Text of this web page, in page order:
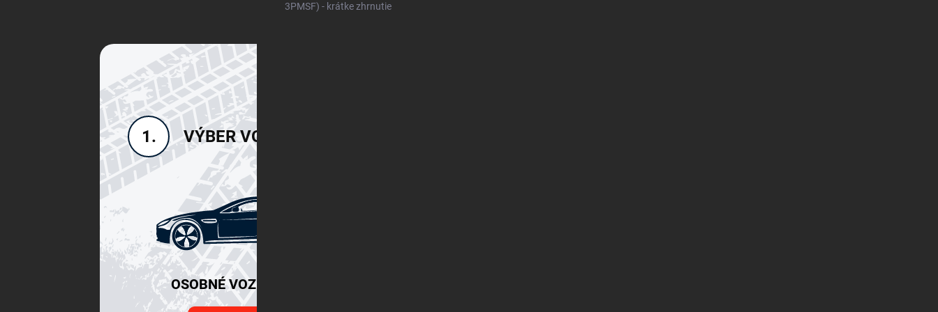
3PMSF) - krátke zhrnutie
1. VÝBER VOZIDLA
OSOBNÉ VOZIDLÁ SUV